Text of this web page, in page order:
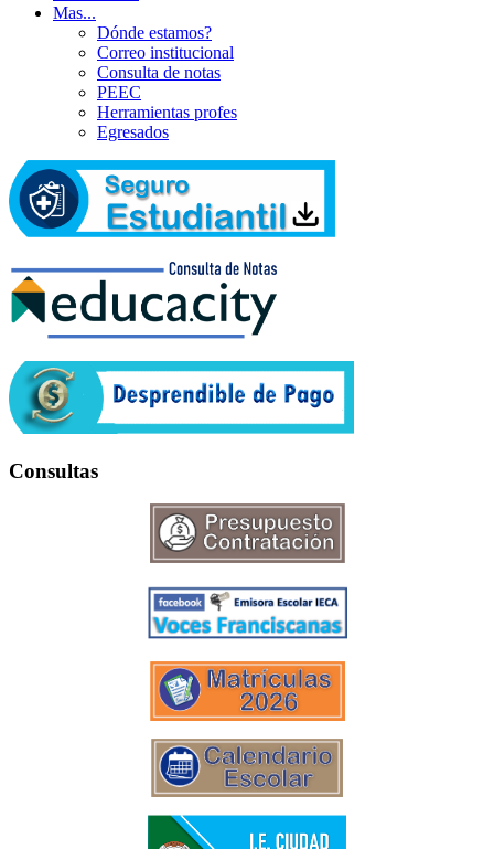
Mas...
Dónde estamos?
Correo institucional
Consulta de notas
PEEC
Herramientas profes
Egresados
Consultas